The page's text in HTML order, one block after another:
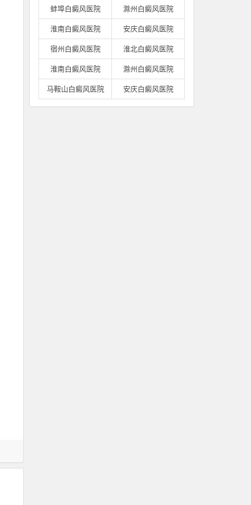
蚌埠白癜风医院 滁州白癜风医院
淮南白癜风医院 安庆白癜风医院
宿州白癜风医院 淮北白癜风医院
淮南白癜风医院 滁州白癜风医院
马鞍山白癜风医院 安庆白癜风医院